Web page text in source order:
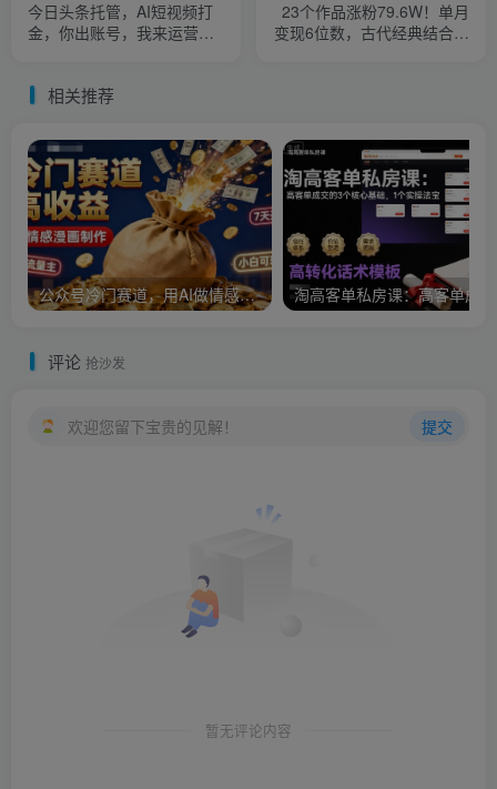
今日头条托管，AI短视频打
金，你出账号，我来运营，
23个作品涨粉79.6W！单月
变现6位数，古代经典结合职
相关推荐
公众号冷门赛道，用AI做情感漫画，7天开通流量主，操作简单，小白可玩
评论 抢沙发
欢迎您留下宝贵的见解！ 提交
暂无评论内容